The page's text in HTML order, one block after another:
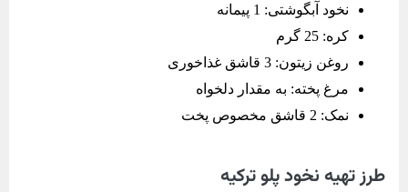
نخود آبگوشتی: 1 پیمانه
کره: 25 گرم
روغن زیتون: 3 قاشق غذاخوری
مرغ پخته: به مقدار دلخواه
نمک: 2 قاشق مخصوص پخت
طرز تهیه نخود پلو ترکیه